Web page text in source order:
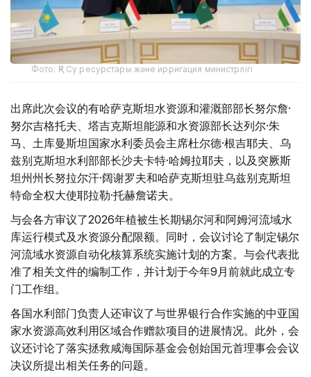
Фото: ҚР Су ресурстары және ирригация министрлігі
出席此次会议的有哈萨克斯坦水资源和灌溉部部长努尔詹·
努尔吉格托夫、塔吉克斯坦能源和水资源部长达列尔·朱
马、土库曼斯坦国家水利委员会主席杜尔德·根吉耶夫、乌
兹别克斯坦水利部部长沙夫卡特·哈姆拉耶夫，以及突厥斯
坦州州长努拉尔汗·阔谢罗夫和哈萨克斯坦驻乌兹别克斯坦
特命全权大使耶拉勒·托赫詹诺夫。
与会各方审议了2026年植被生长期锡尔河和阿姆河流域水
库运行模式及水资源分配限额。同时，会议讨论了制定锡尔
河流域水资源自动化核算系统实施计划的方案。与会代表批
准了相关文件的编制工作，并计划于今年9月前就此成立专
门工作组。
各国水利部门负责人还审议了与世界银行合作实施的中亚国
家水资源高效利用区域合作赠款项目的进展情况。此外，会
议还讨论了落实拯救咸海国际基金会创始国元首理事会会议
决议所提出相关任务的问题。